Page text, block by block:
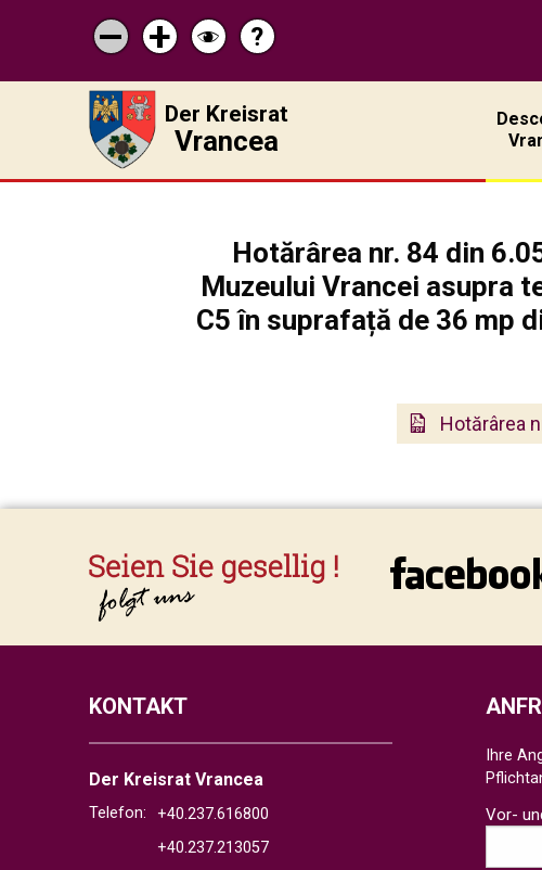
Micșorează
scrisul
Mărește
scrisul
Schimbă
contrastul
Pagina
de
ajutor
?
Der Kreisrat
Vrancea
Hotărârea nr. 84 din
Muzeului Vrancei asupra
C5 în suprafață de 36 mp
Hotărârea
KONTAKT
Der Kreisrat Vrancea
Telefon:
+40.237.616800
+40.237.213057
Ihre
Vor-